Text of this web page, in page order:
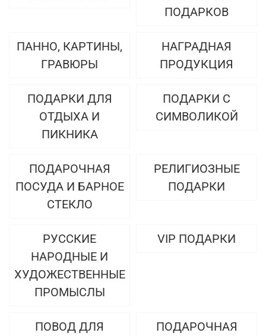
ПОДАРКОВ
ПАННО, КАРТИНЫ,
ГРАВЮРЫ
НАГРАДНАЯ
ПРОДУКЦИЯ
ПОДАРКИ ДЛЯ
ОТДЫХА И
ПИКНИКА
ПОДАРКИ С
СИМВОЛИКОЙ
ПОДАРОЧНАЯ
ПОСУДА И БАРНОЕ
СТЕКЛО
РЕЛИГИОЗНЫЕ
ПОДАРКИ
РУССКИЕ
НАРОДНЫЕ И
ХУДОЖЕСТВЕННЫЕ
ПРОМЫСЛЫ
VIP ПОДАРКИ
ПОВОД ДЛЯ
ПОДАРОЧНАЯ